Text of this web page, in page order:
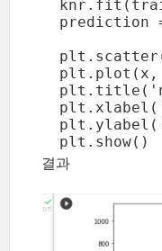
prediction
  plt.show()
결과